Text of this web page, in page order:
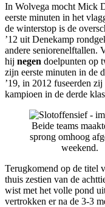
In Wolvega mocht Mick
eerste minuten in het
de winterstop is de
’12 uit Denekamp
andere seniorenelftallen.
hij negen doelpunten op
zijn eerste minuten in de
’19, in 2012 fuseerden
kampioen in de derde
Beide teams
sprong omhoog
weekend.
Terugkomend op de titel
thuis zestien van de
wist met het volle pond
vertrokken er na de 3-3